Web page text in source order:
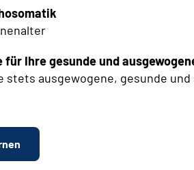
Ihre gesunde und
ausgewogene, gesunde und